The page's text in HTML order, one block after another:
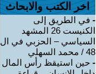
اخر الكتب والابحاث
- في الطريق إلى
الكنيست 26 المشهد
السياسي – الحزبي في ال
48 / محمد السهلي
- حين استيقظ رأس المال